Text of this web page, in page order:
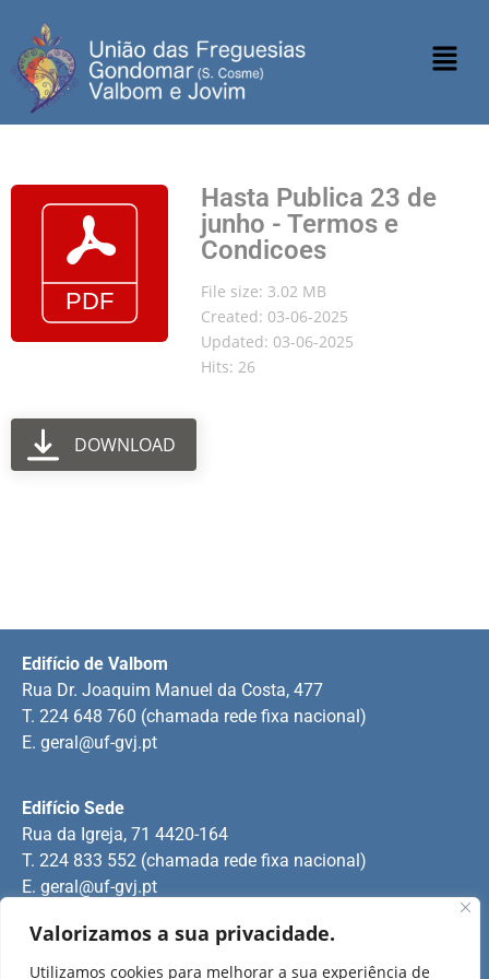
Valorizamos a sua privacidade.
Utilizamos cookies para melhorar a sua experiência de
Hasta Publica 23 de
junho - Termos e
Condicoes
File size: 3.02 MB
Created: 03-06-2025
Updated: 03-06-2025
Hits: 26
DOWNLOAD
Edifício Sede
Rua da Igreja, 71 4420-164
T. 224 833 552 (chamada rede fixa nacional)
E. geral@uf-gvj.pt
Edifício de Valbom
Rua Dr. Joaquim Manuel da Costa, 477
T. 224 648 760 (chamada rede fixa nacional)
E. geral@uf-gvj.pt